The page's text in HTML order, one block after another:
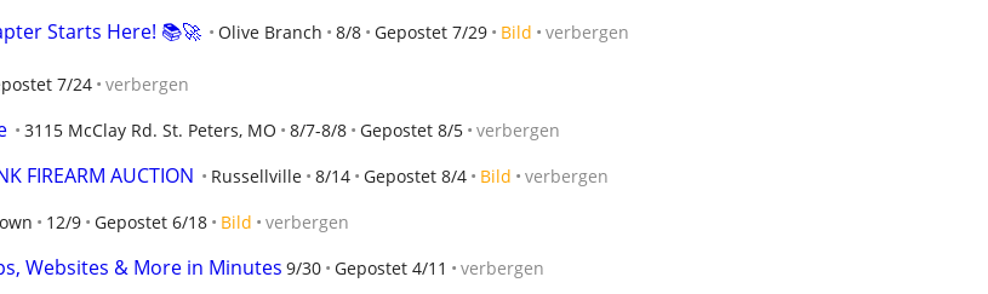
Starts Here! 📚🚀 Olive Branch 8/8 Gepostet 7/29 Bild verbergen
7/24 verbergen
3115 McClay Rd. St. Peters, MO 8/7-8/8 Gepostet 8/5 verbergen
FIREARM AUCTION Russellville 8/14 Gepostet 8/4 Bild verbergen
12/9 Gepostet 6/18 Bild verbergen
Websites & More in Minutes 9/30 Gepostet 4/11 verbergen